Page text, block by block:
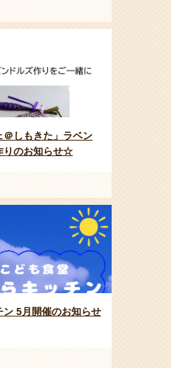
しもきた」ラベン
りのお知らせ☆
5月開催のお知らせ